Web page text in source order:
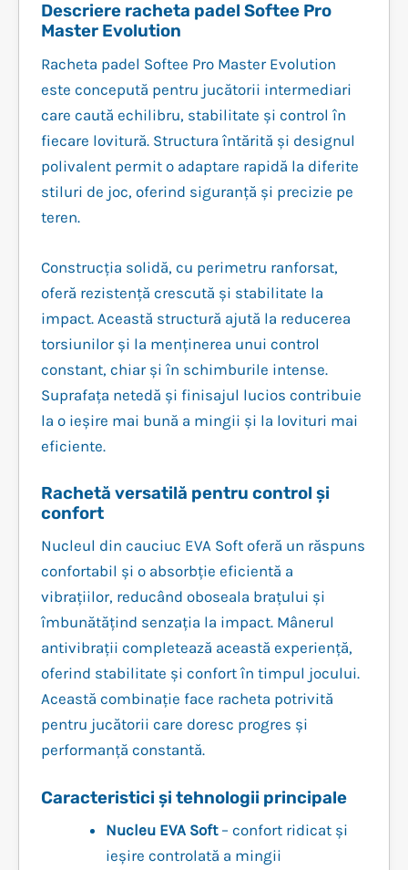
Descriere racheta padel Softee Pro
Master Evolution
Racheta padel Softee Pro Master Evolution
este concepută pentru jucătorii intermediari
care caută echilibru, stabilitate și control în
fiecare lovitură. Structura întărită și designul
polivalent permit o adaptare rapidă la diferite
stiluri de joc, oferind siguranță și precizie pe
teren.
Construcția solidă, cu perimetru ranforsat,
oferă rezistență crescută și stabilitate la
impact. Această structură ajută la reducerea
torsiunilor și la menținerea unui control
constant, chiar și în schimburile intense.
Suprafața netedă și finisajul lucios contribuie
la o ieșire mai bună a mingii și la lovituri mai
eficiente.
Rachetă versatilă pentru control și
confort
Nucleul din cauciuc EVA Soft oferă un răspuns
confortabil și o absorbție eficientă a
vibrațiilor, reducând oboseala brațului și
îmbunătățind senzația la impact. Mânerul
antivibrații completează această experiență,
oferind stabilitate și confort în timpul jocului.
Această combinație face racheta potrivită
pentru jucătorii care doresc progres și
performanță constantă.
Caracteristici și tehnologii principale
Nucleu EVA Soft– confort ridicat și
ieșire controlată a mingii